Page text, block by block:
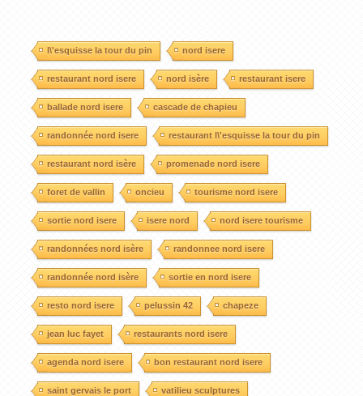
l\'esquisse la tour du pin nord isere
restaurant nord isere nord isère restaurant isere
ballade nord isere cascade de chapieu
randonnée nord isere restaurant l\'esquisse la tour du pin
restaurant nord isère promenade nord isere
foret de vallin oncieu tourisme nord isere
sortie nord isere isere nord nord isere tourisme
randonnées nord isère randonnee nord isere
randonnée nord isère sortie en nord isere
resto nord isere pelussin 42 chapeze
jean luc fayet restaurants nord isere
agenda nord isere bon restaurant nord isere
saint gervais le port vatilieu sculptures